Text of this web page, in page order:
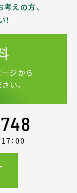
えの方、
ジから
い。
：00